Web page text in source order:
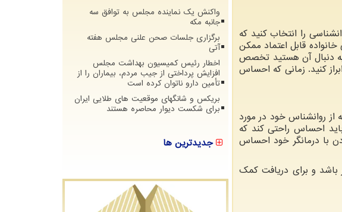
را انتخاب کنید که
قابل اعتماد ممکن
دنبال آن هستید تخصص
کنید. زمانی که احساس
از روانشناس خود در مورد
احساس راحتی کند که
با درمانگر خود احساس
باشد و برای دریافت کمک
واکنش یک نماینده مجلس به توافق سه
جانبه مکه
برگزاری جلسات صحن علنی مجلس هفته
آتی
اخطار رئیس کمیسیون بهداشت مجلس
افزایش پرداختی از جیب مردم، بیماران را از
تأمین دارو ناتوان کرده است
بریکس و شانگهای موقعیت های طلایی ایران
برای شکست دیوار محاصره هستند
جدیدترین ها